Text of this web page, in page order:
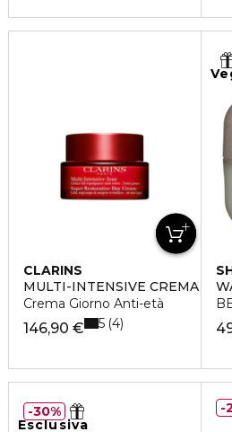
CLARINS
MULTI-INTENSIVE CREMA
Crema Giorno Anti-età
146,90 € 5 4
Esclusiva
30%